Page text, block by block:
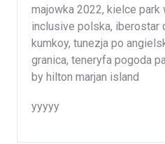
majowka 2022, kielce park
inclusive polska, iberostar
kumkoy, tunezja po
granica, teneryfa pogoda
by hilton marjan island
yyyyy